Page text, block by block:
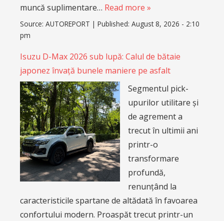
muncă suplimentare… Read more »
Source: AUTOREPORT | Published: August 8, 2026 - 2:10
pm
Isuzu D-Max 2026 sub lupă: Calul de bătaie
japonez învață bunele maniere pe asfalt
Segmentul pick-
upurilor utilitare și
de agrement a
trecut în ultimii ani
printr-o
transformare
profundă,
renunțând la
caracteristicile spartane de altădată în favoarea
confortului modern. Proaspăt trecut printr-un